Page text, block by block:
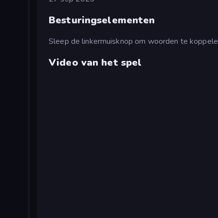
Besturingselementen
Sleep de linkermuisknop om woorden te
Video van het spel